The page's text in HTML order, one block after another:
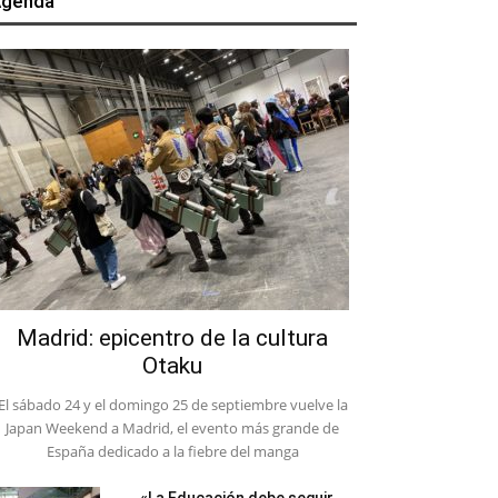
Madrid: epicentro de la cultura
Otaku
sábado 24 y el domingo 25 de septiembre vuelve la
Japan Weekend a Madrid, el evento más grande de
España dedicado a la fiebre del manga